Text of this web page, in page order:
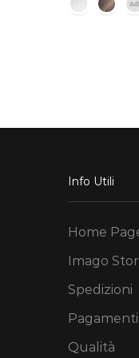
Info Utili
Home
Imago
Spedizioni
Pagamenti
Qualità